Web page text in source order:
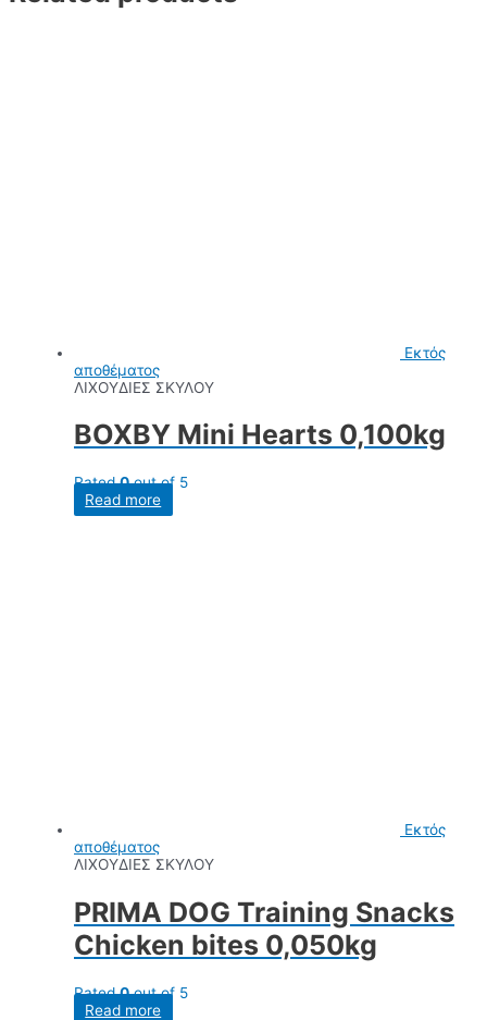
Εκτός
αποθέματος
ΛΙΧΟΥΔΙΕΣ ΣΚΥΛΟΥ
BOXBY Mini Hearts 0,100kg
Rated0out of 5
Read more
Εκτός
αποθέματος
ΛΙΧΟΥΔΙΕΣ ΣΚΥΛΟΥ
PRIMA DOG Training Snacks
Chicken bites 0,050kg
Rated0out of 5
Read more